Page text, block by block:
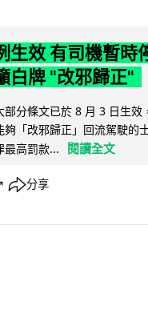
生效 有司機暫時
白牌 "改邪歸正"
部分條文已於 8 月 3 日生效
夠「改邪歸正」回流駕駛的
最高罰款...
閱讀全文
分享